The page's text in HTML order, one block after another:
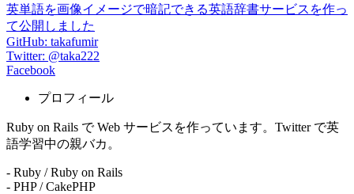
英単語を画像イメージで暗記できる英語辞書サービスを作っ
て公開しました
GitHub: takafumir
Twitter: @taka222
Facebook
プロフィール
Ruby on Rails で Web サービスを作っています。Twitter で英
語学習中の親バカ。
- Ruby / Ruby on Rails
- PHP / CakePHP